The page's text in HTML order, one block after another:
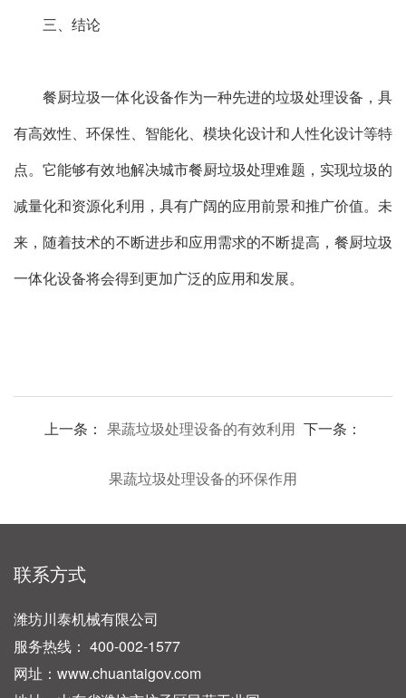
三、结论
餐厨垃圾一体化设备作为一种先进的垃圾处理设备，具
有高效性、环保性、智能化、模块化设计和人性化设计等特
点。它能够有效地解决城市餐厨垃圾处理难题，实现垃圾的
减量化和资源化利用，具有广阔的应用前景和推广价值。未
来，随着技术的不断进步和应用需求的不断提高，餐厨垃圾
一体化设备将会得到更加广泛的应用和发展。
上一条： 果蔬垃圾处理设备的有效利用 下一条：
果蔬垃圾处理设备的环保作用
联系方式
潍坊川泰机械有限公司
服务热线： 400-002-1577
网址：www.chuantaigov.com